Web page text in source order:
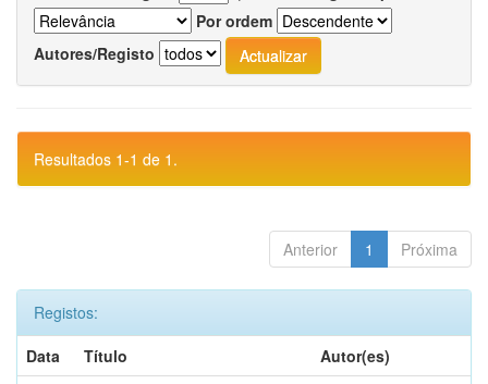
Por ordem
Autores/Registo
Resultados 1-1 de 1.
Anterior 1 Próxima
Registos:
Data
Título
Autor(es)